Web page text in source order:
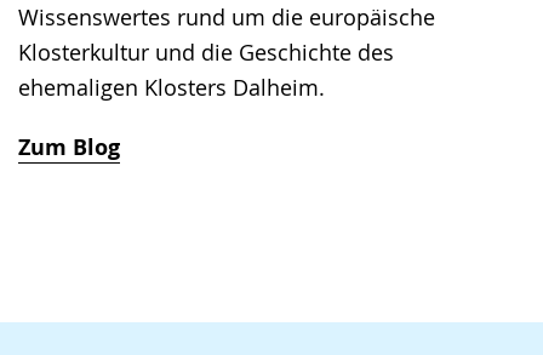
Wissenswertes rund um die europäische
Klosterkultur und die Geschichte des
ehemaligen Klosters Dalheim.
Zum Blog